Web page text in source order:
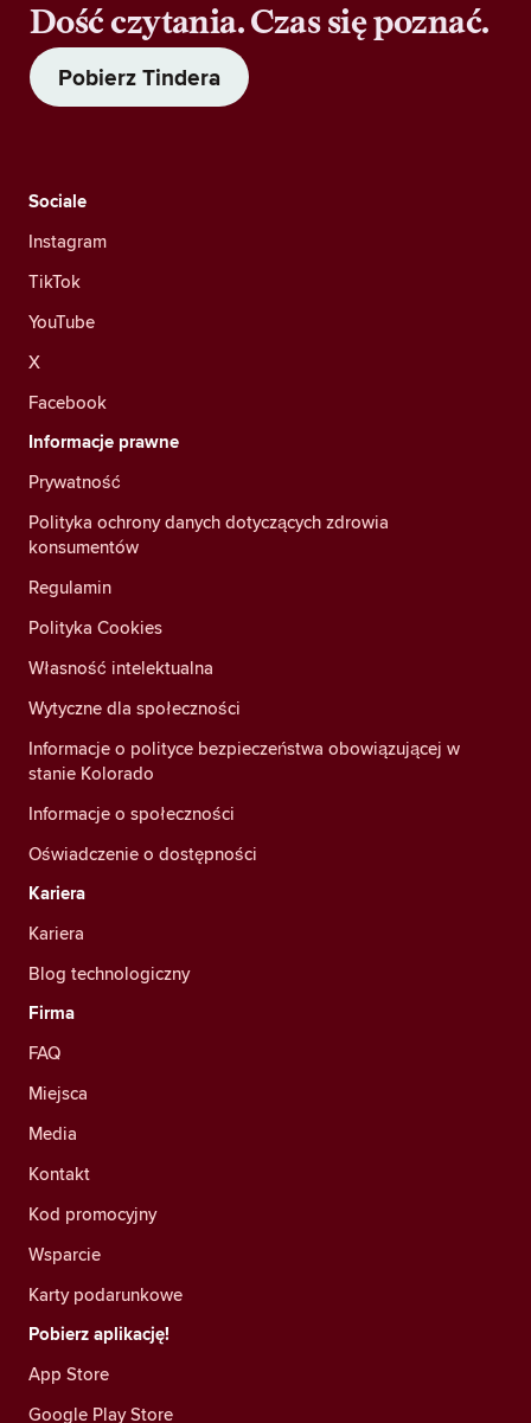
Dość czytania. Czas się poznać.
Pobierz Tindera
Sociale
Instagram
TikTok
YouTube
X
Facebook
Informacje prawne
Prywatność
Polityka ochrony danych dotyczących zdrowia
konsumentów
Regulamin
Polityka Cookies
Własność intelektualna
Wytyczne dla społeczności
Informacje o polityce bezpieczeństwa obowiązującej w
stanie Kolorado
Informacje o społeczności
Oświadczenie o dostępności
Kariera
Kariera
Blog technologiczny
Firma
FAQ
Miejsca
Media
Kontakt
Kod promocyjny
Wsparcie
Karty podarunkowe
Pobierz aplikację!
App Store
Google Play Store